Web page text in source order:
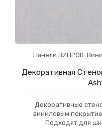
Панели ВИПРОК-
Декоративная
Декоративные
виниловым
Подходят для